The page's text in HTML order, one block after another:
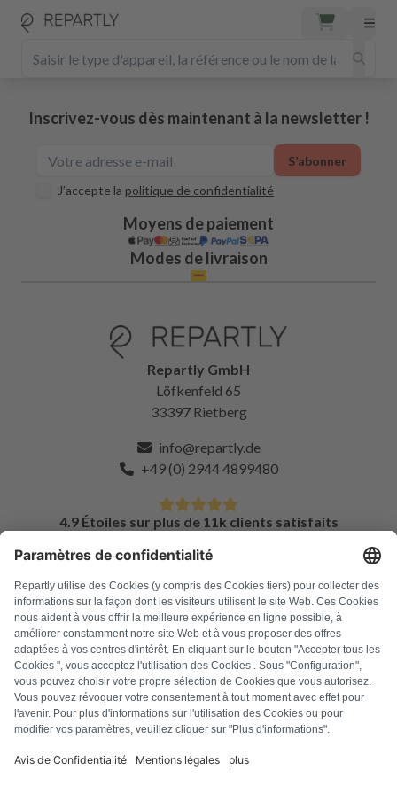
Inscrivez-vous dès maintenant à la newsletter !
J’accepte la politique de confidentialité
S’abonner
Moyens de paiement
Modes de livraison
Repartly GmbH
Löfkenfeld 65
33397 Rietberg
info@repartly.de
+49 (0) 2944 4899480
4.9 Étoiles sur plus de 11k clients satisfaits
FAQ
Tous les codes d'erreur
À propos de nous
Presse
Mentions légales
Conditions générales